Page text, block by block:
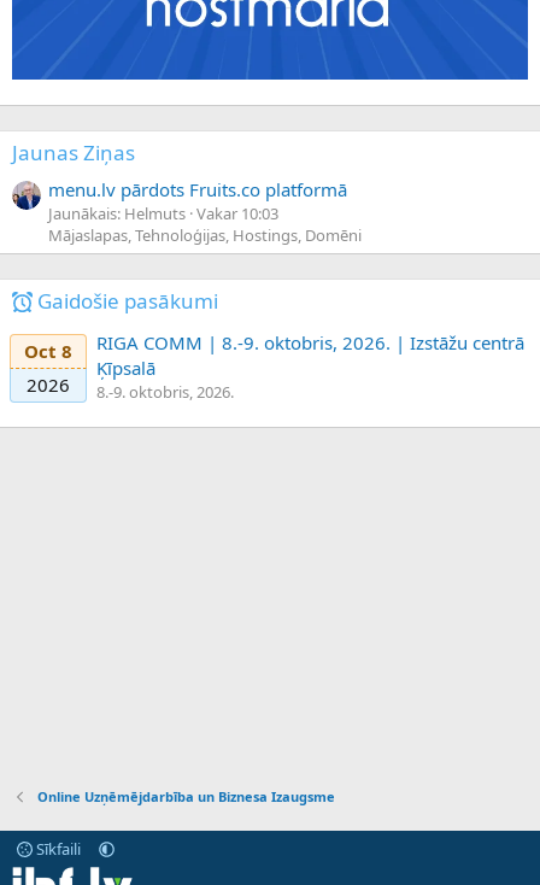
Jaunas Ziņas
menu.lv pārdots Fruits.co platformā
Jaunākais: Helmuts Vakar 10:03
Mājaslapas, Tehnoloģijas, Hostings, Domēni
Gaidošie pasākumi
Oct 8
2026
RIGA COMM | 8.-9. oktobris, 2026. | Izstāžu centrā
Ķīpsalā
8.-9. oktobris, 2026.
Online Uzņēmējdarbība un Biznesa Izaugsme
Sīkfaili